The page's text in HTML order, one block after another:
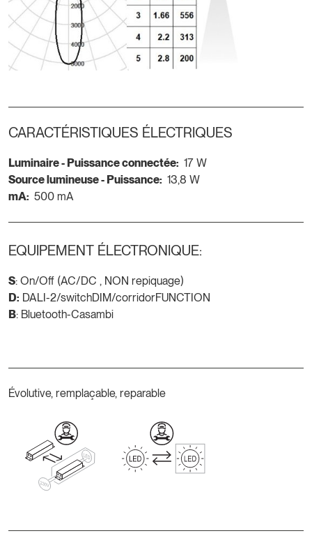
CARACTÉRISTIQUES ÉLECTRIQUES
Luminaire - Puissance connectée: 17 W
Source lumineuse - Puissance: 13,8 W
mA: 500 mA
EQUIPEMENT ÉLECTRONIQUE:
S: On/Off (AC/DC , NON repiquage)
D: DALI-2/switchDIM/corridorFUNCTION
B: Bluetooth-Casambi
Évolutive, remplaçable, reparable